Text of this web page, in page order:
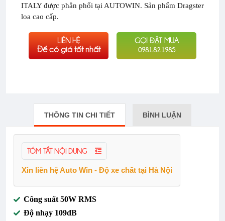
ITALY được phân phối tại AUTOWIN. Sản phẩm Dragster
loa cao cấp.
LIÊN HỆ
Để có giá tốt nhất
GỌI ĐẶT MUA
0981.82.1985
THÔNG TIN CHI TIẾT BÌNH LUẬN
TÓM TẮT NỘI DUNG
Xin liên hệ Auto Win - Độ xe chất tại Hà Nội
Công suất 50W RMS
Độ nhạy 109dB